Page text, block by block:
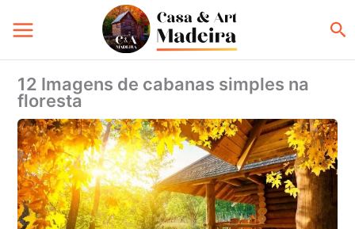
para
o
conteúdo
12 Imagens de cabanas simples na
floresta